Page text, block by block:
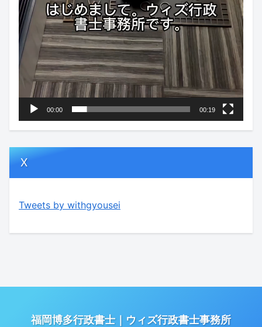
00:00 00:19
X
Tweets by withgyousei
福岡博多行政書士｜ウィズ行政書士事務所